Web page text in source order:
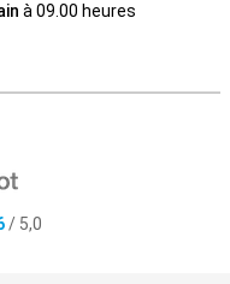
à 09.00 heures
/ 5,0